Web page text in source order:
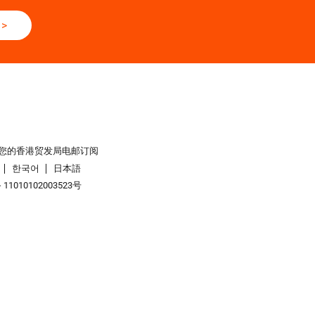
的香港贸发局电邮订阅
한국어
日本語
11010102003523号